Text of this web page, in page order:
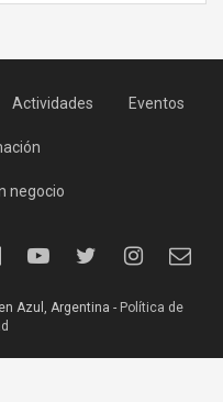
Actividades Eventos
negocio
Azul, Argentina - Política de